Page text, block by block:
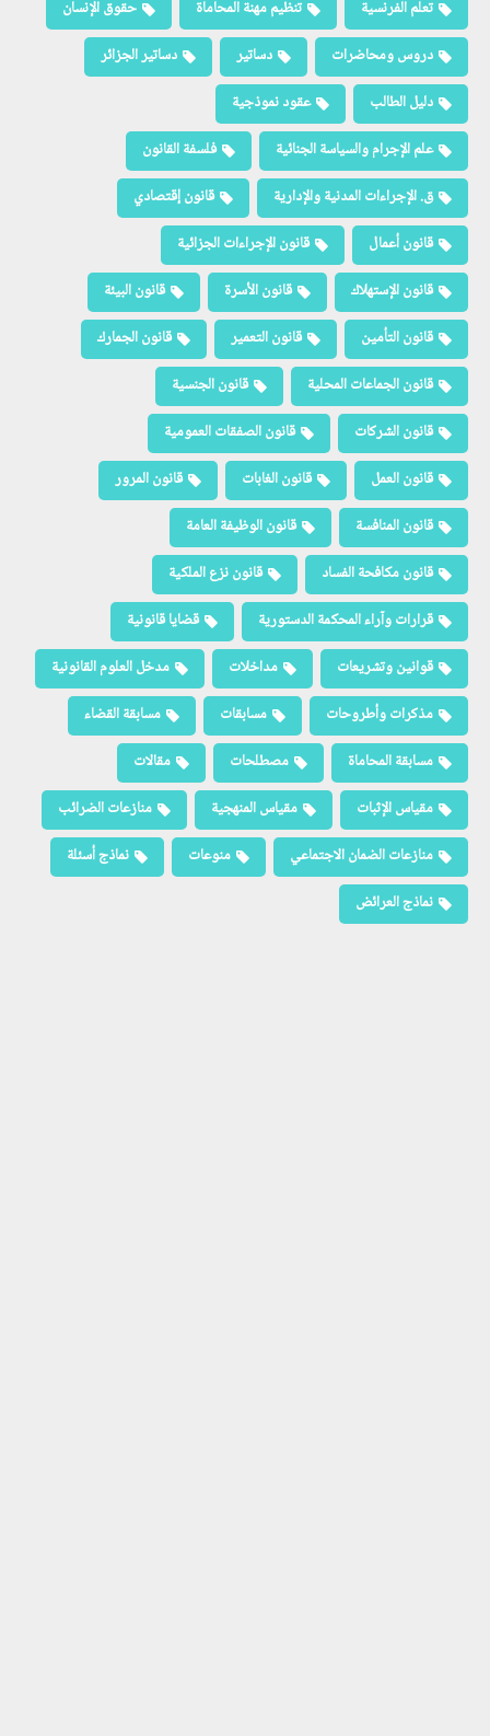
تعلم الفرنسية تنظيم مهنة المحاماة
حقوق الإنسان
دروس ومحاضرات
دساتير
دساتير الجزائر
دليل الطالب
عقود نموذجية
علم الإجرام والسياسة الجنائية
فلسفة القانون
ق. الإجراءات المدنية والإدارية
قانون إقتصادي
قانون أعمال
قانون الإجراءات الجزائية
قانون الإستهلاك
قانون الأسرة
قانون البيئة
قانون التأمين
قانون التعمير
قانون الجمارك
قانون الجماعات المحلية
قانون الجنسية
قانون الشركات
قانون الصفقات العمومية
قانون العمل
قانون الغابات
قانون المرور
قانون المنافسة
قانون الوظيفة العامة
قانون مكافحة الفساد
قانون نزع الملكية
قرارات وآراء المحكمة الدستورية
قضايا قانونية
قوانين وتشريعات
مداخلات
مدخل العلوم القانونية
مذكرات وأطروحات
مسابقات
مسابقة القضاء
مسابقة المحاماة
مصطلحات
مقالات
مقياس الإثبات
مقياس المنهجية
منازعات الضرائب
منازعات الضمان الاجتماعي
منوعات
نماذج أسئلة
نماذج العرائض